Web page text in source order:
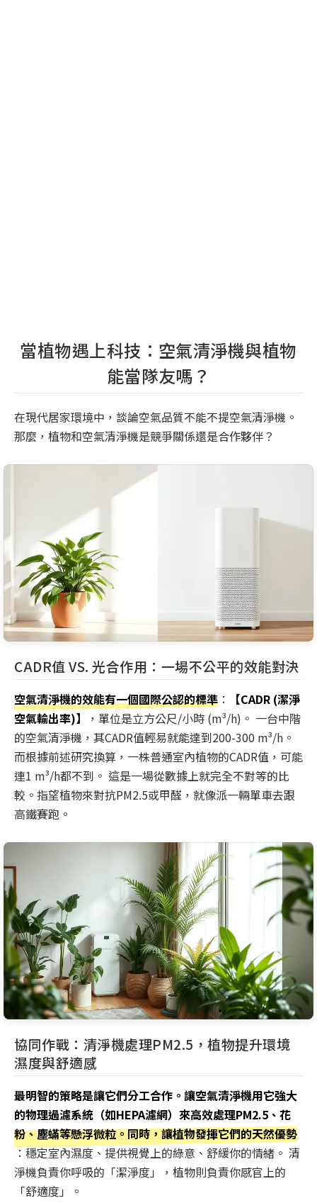
當植物遇上科技：空氣清淨機與植物
能當隊友嗎？
在現代居家環境中，談論空氣品質不能不提空氣清淨機。
那麼，植物和空氣清淨機是競爭關係還是合作夥伴？
CADR值 VS. 光合作用：一場不公平的效能對決
空氣清淨機的效能有一個國際公認的標準 ：
【CADR (潔淨
空氣輸出率)】
，單位是立方公尺/小時 (m³/h)。 一台中階
的空氣清淨機，其CADR值輕易就能達到200-300 m³/h。
而根據前述研究換算，一株普通室內植物的CADR值，可能
連1 m³/h都不到。 這是一場從數據上就完全不對等的比
較。指望植物來對抗PM2.5或甲醛，就像派一輛單車去跟
高鐵賽跑。
協同作戰：清淨機處理PM2.5，植物提升環境
濕度與舒適感
最明智的策略是讓它們分工合作。讓空氣清淨機用它強大
的物理過濾系統（如HEPA濾網）來高效處理PM2.5、花
粉、塵蟎等懸浮微粒。同時，讓植物發揮它們的天然優勢
：穩定室內濕度、提供視覺上的綠意、舒緩你的情緒。 清
淨機負責你呼吸的「潔淨度」，植物則負責你感官上的
「舒適度」。